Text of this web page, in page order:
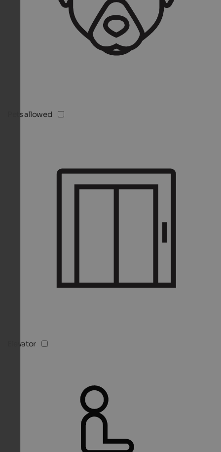
Pets allowed
Elevator